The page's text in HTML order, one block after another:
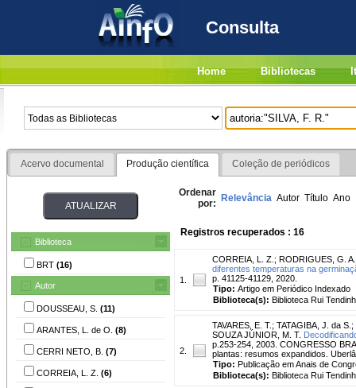
Consulta
Home Bibliotecas
Acervo documental Produção científica Coleção de periódicos
Biblioteca
BRT (16)
Autor
DOUSSEAU, S. (11)
ARANTES, L. de O. (8)
CERRI NETO, B. (7)
CORREIA, L. Z. (6)
Ordenar
por: Relevância Autor Título Ano
Registros recuperados : 16
1.
CORREIA, L. Z. ; RODRIGUES, G.
diferentes temperaturas na
p. 41125-41129, 2020.
Tipo: Artigo em Periódico Indexado
Biblioteca(s): Biblioteca Rui
2.
TAVARES, E. T. ; TATAGIBA, J. da S. ;
SOUZA JÚNIOR, M. T.
p.253-254, 2003. CONGRESSO
plantas: resumos expandidos.
Tipo: Publicação em Anais de
Biblioteca(s): Biblioteca Rui